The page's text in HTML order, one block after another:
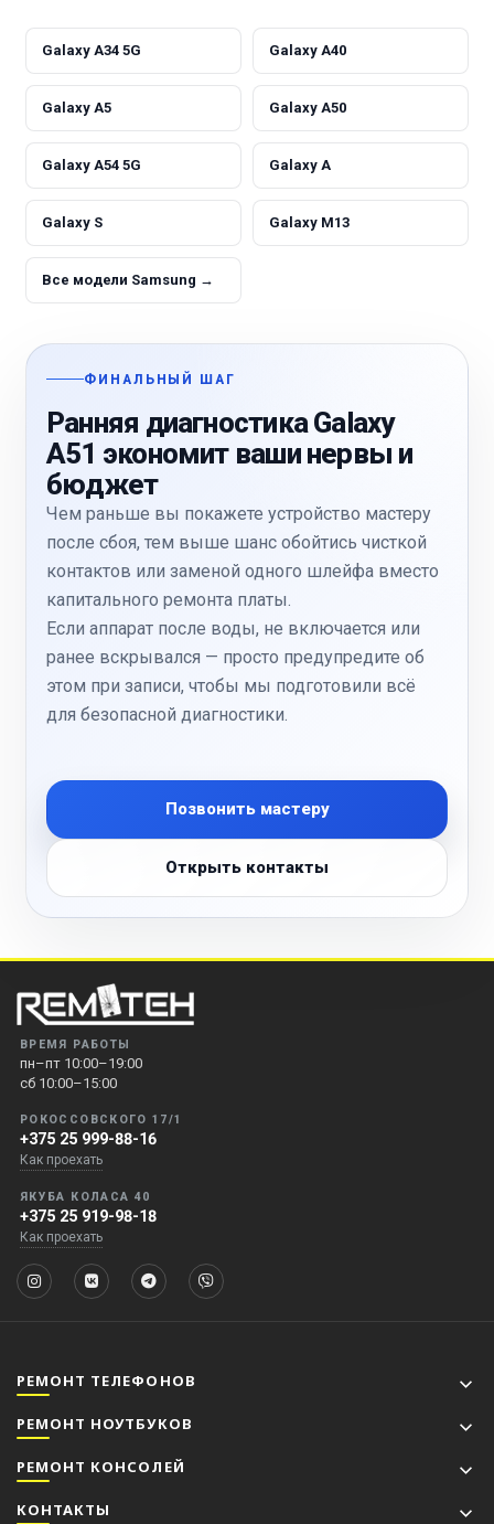
Galaxy A34 5G Galaxy A40
Galaxy A5 Galaxy A50
Galaxy A54 5G Galaxy A
Galaxy S Galaxy M13
Все модели Samsung →
ФИНАЛЬНЫЙ ШАГ
Ранняя диагностика Galaxy
A51 экономит ваши нервы и
бюджет
Чем раньше вы покажете устройство мастеру
после сбоя, тем выше шанс обойтись чисткой
контактов или заменой одного шлейфа вместо
капитального ремонта платы.
Если аппарат после воды, не включается или
ранее вскрывался — просто предупредите об
этом при записи, чтобы мы подготовили всё
для безопасной диагностики.
Позвонить мастеру
Открыть контакты
ВРЕМЯ РАБОТЫ
пн–пт 10:00–19:00
сб 10:00–15:00
РОКОССОВСКОГО 17/1
+375 25 999-88-16
Как проехать
ЯКУБА КОЛАСА 40
+375 25 919-98-18
Как проехать
РЕМОНТ ТЕЛЕФОНОВ
РЕМОНТ НОУТБУКОВ
РЕМОНТ КОНСОЛЕЙ
КОНТАКТЫ